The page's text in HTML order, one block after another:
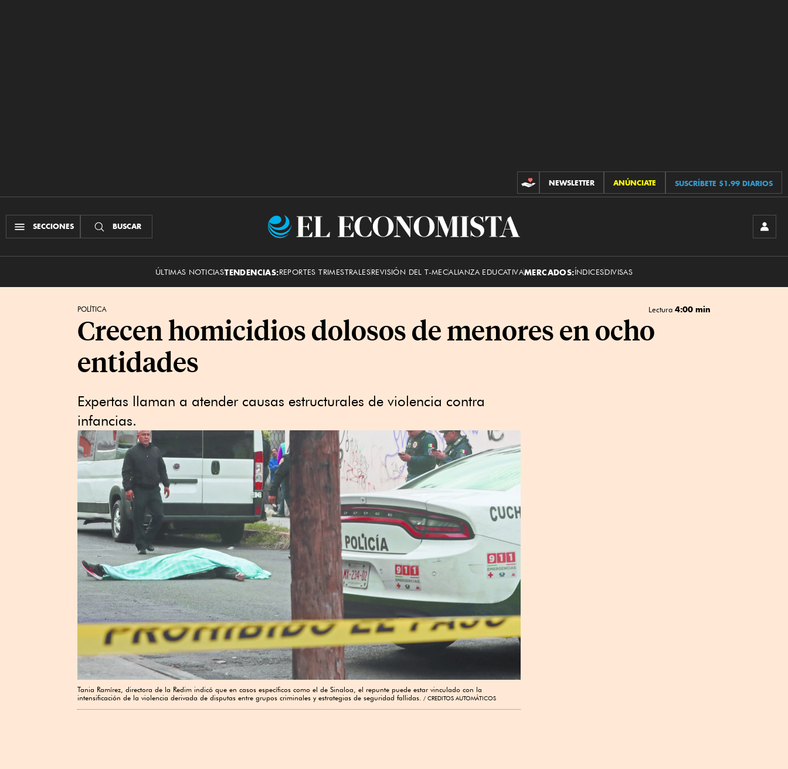
CONTRIBUCIONES
NEWSLETTER ANÚNCIATE SUSCRÍBETE $1.99 DIARIOS
SECCIONES BUSCAR
El
ÚLTIMAS NOTICIASTENDENCIAS:REPORTES TRIMESTRALESREVISIÓN DEL T-MECALIANZA EDUCATIVAMERCADOS:ÍNDICESDIVISAS
POLÍTICA Lectura 4:00 min
Crecen homicidios dolosos de menores en ocho
entidades
Expertas llaman a atender causas estructurales de violencia contra
infancias.
Tania Ramírez, directora de la Redim indicó que en casos específicos como el de Sinaloa, el repunte puede estar vinculado con la
intensificación de la violencia derivada de disputas entre grupos criminales y estrategias de seguridad fallidas.
CREDITOS AUTOMÁTICOS